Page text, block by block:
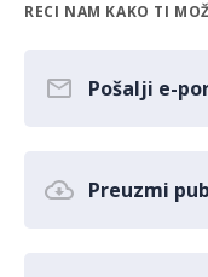
RECI NAM KAKO TI
Pošalji e-
Preuzmi